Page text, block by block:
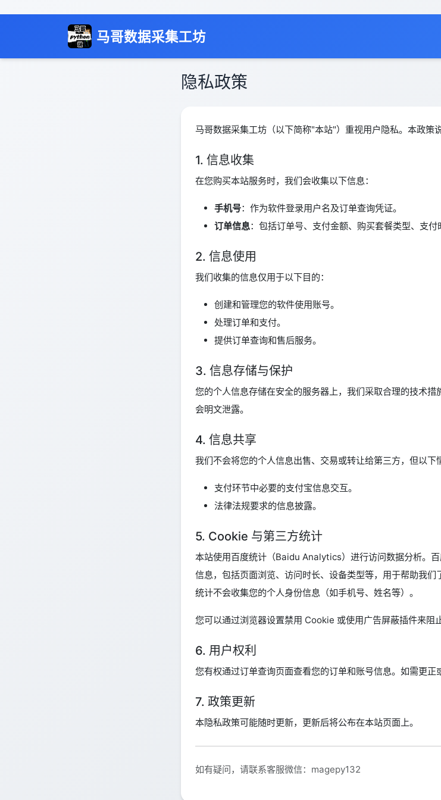
马哥数据采集工坊
隐私政策
马哥数据采集工坊（以下简称"本站"）重视用户隐私。本政策
1. 信息收集
在您购买本站服务时，我们会收集以下信息：
手机号：作为软件登录用户名及订单查询凭证。
订单信息：包括订单号、支付金额、购买套餐类型、支付
2. 信息使用
我们收集的信息仅用于以下目的：
创建和管理您的软件使用账号。
处理订单和支付。
提供订单查询和售后服务。
3. 信息存储与保护
您的个人信息存储在安全的服务器上，我们采取合理的技术
会明文泄露。
4. 信息共享
我们不会将您的个人信息出售、交易或转让给第三方，但以下
支付环节中必要的支付宝信息交互。
法律法规要求的信息披露。
5. Cookie 与第三方统计
本站使用百度统计（Baidu Analytics）进行访问数据分析。
信息，包括页面浏览、访问时长、设备类型等，用于帮助我
统计不会收集您的个人身份信息（如手机号、姓名等）。
您可以通过浏览器设置禁用 Cookie 或使用广告屏蔽插件来阻
6. 用户权利
您有权通过订单查询页面查看您的订单和账号信息。如需更正
7. 政策更新
本隐私政策可能随时更新，更新后将公布在本站页面上。
如有疑问，请联系客服微信：magepy132